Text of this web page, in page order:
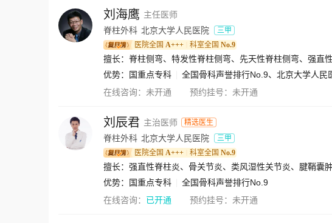
刘海鹰 主任医师
脊柱外科 北京大学人民医院
三甲
医院全国 A+++ 科室全国 No.9
优势：
国重点专科
全国骨科声誉排行No.9、北京大学人民
在线咨询： 未开通 预约挂号： 未开通
刘辰君 主治医师 精选医生
脊柱外科 北京大学人民医院
三甲
医院全国 A+++ 科室全国 No.9
优势：
国重点专科
全国骨科声誉排行No.9
在线咨询： 已开通 预约挂号： 未开通